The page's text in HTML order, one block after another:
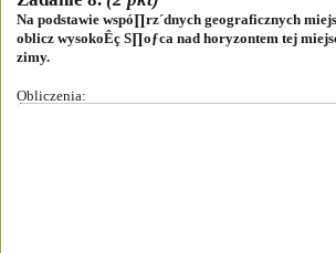
Na podstawie wspó∏rz´dnych geograficznych
oblicz wysokoÊç S∏oƒca nad horyzontem tej
zimy.
Obliczenia: